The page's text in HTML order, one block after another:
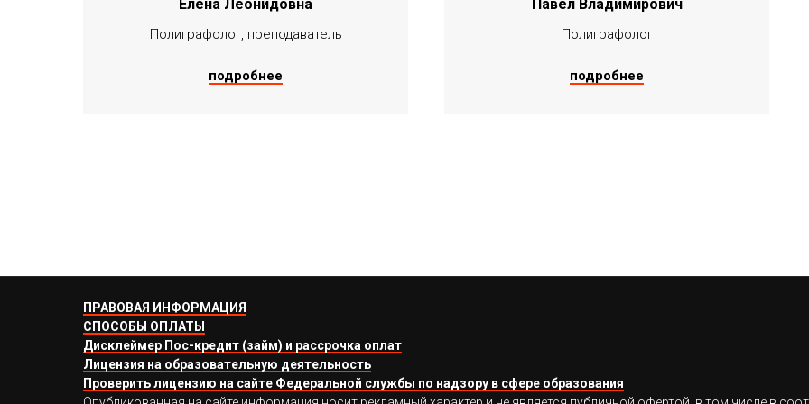
Елена Леонидовна
Полиграфолог, преподаватель
подробнее
Павел Владимирович
Полиграфолог
подробнее
ПРАВОВАЯ ИНФОРМАЦИЯ
СПОСОБЫ ОПЛАТЫ
Дисклеймер Пос-кредит (займ) и рассрочка оплат
Лицензия на образовательную деятельность
Проверить лицензию на сайте Федеральной службы по надзору в сфере образования